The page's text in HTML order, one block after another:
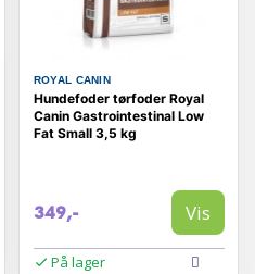
ROYAL CANIN
Hundefoder tørfoder Royal
Canin Gastrointestinal Low
Fat Small 3,5 kg
349,- Vis
På lager